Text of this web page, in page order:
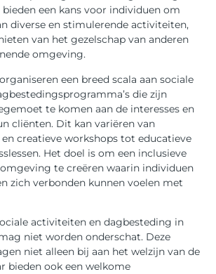
een kans voor individuen om
diverse en stimulerende activiteiten,
van het gezelschap van anderen
omgeving.
een breed scala aan sociale
die zijn
te komen aan de interesses en
cliënten. Dit kan variëren van
creatieve workshops tot educatieve
Het doel is om een inclusieve
te creëren waarin individuen
zich verbonden kunnen voelen met
activiteiten en dagbesteding in
niet worden onderschat. Deze
niet alleen bij aan het welzijn van de
bieden ook een welkome